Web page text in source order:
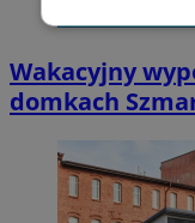
Wakacyjny
domkach